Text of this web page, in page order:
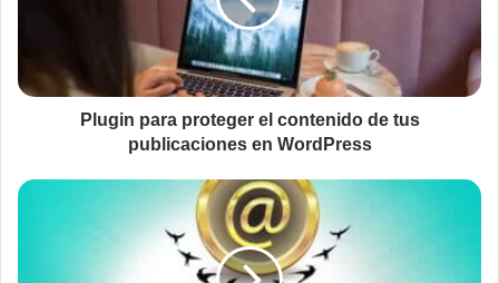
publicaciones
en
WordPressPlugin para proteger el contenido de tus
publicaciones en WordPress
BlueMail,